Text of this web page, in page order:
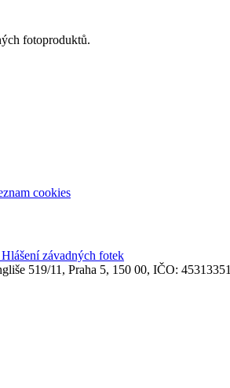
fotoproduktů.
cookies
Hlášení závadných fotek
519/11, Praha 5, 150 00, IČO: 45313351